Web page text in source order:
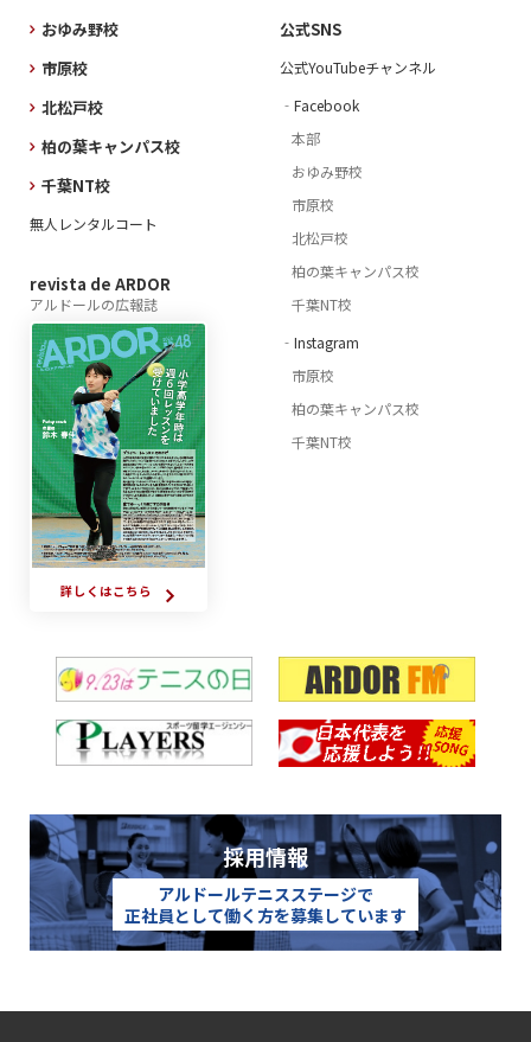
おゆみ野校
市原校
北松戸校
柏の葉キャンパス校
千葉NT校
無人レンタルコート
revista de ARDOR
アルドールの広報誌
詳しくはこちら
公式SNS
公式YouTubeチャンネル
‐Facebook
本部
おゆみ野校
市原校
北松戸校
柏の葉キャンパス校
千葉NT校
‐Instagram
市原校
柏の葉キャンパス校
千葉NT校
採用情報
アルドールテニスステージで
正社員として働く方を募集しています